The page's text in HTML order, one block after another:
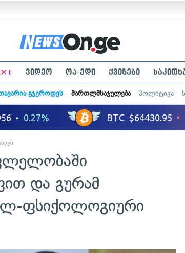
×T ვიდეო ოპ-ედი ქვიზები
გჯეროდეს მართლმსაჯულება პოლიტიკა
და გურამ
ფსიქოლოგიური